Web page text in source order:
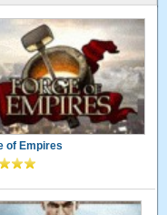
of Empires